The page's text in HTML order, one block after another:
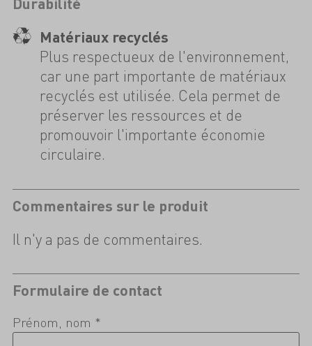
Matériaux recyclés
Plus respectueux de l'environnement,
car une part importante de matériaux
recyclés est utilisée. Cela permet de
préserver les ressources et de
promouvoir l'importante économie
circulaire.
Commentaires sur le produit
Il n'y a pas de commentaires.
Formulaire de contact
Prénom, nom *